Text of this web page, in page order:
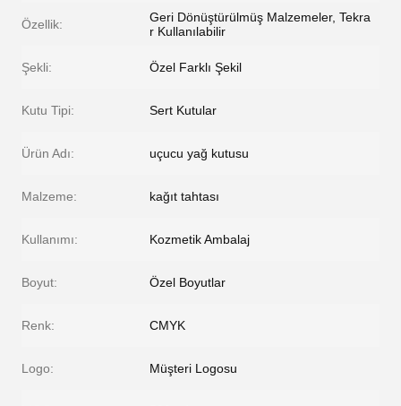
Özellik:
Geri Dönüştürülmüş Malzemeler, Tekra
r Kullanılabilir
Şekli: Özel Farklı Şekil
Kutu Tipi: Sert Kutular
Ürün Adı: uçucu yağ kutusu
Malzeme: kağıt tahtası
Kullanımı: Kozmetik Ambalaj
Boyut: Özel Boyutlar
Renk: CMYK
Logo: Müşteri Logosu